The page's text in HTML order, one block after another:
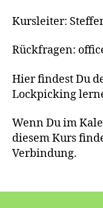
Kursleiter:
Rückfragen:
Hier findest Du
Lockpicking
Wenn Du im
diesem Kurs
Verbindung.